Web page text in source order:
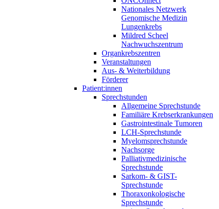
Nationales Netzwerk
Genomische Medizin
Lungenkrebs
Mildred Scheel
Nachwuchszentrum
Organkrebszentren
Veranstaltungen
Aus- & Weiterbildung
Förderer
Patient:innen
Sprechstunden
Allgemeine Sprechstunde
Familiäre Krebserkrankungen
Gastrointestinale Tumoren
LCH-Sprechstunde
Myelomsprechstunde
Nachsorge
Palliativmedizinische
Sprechstunde
Sarkom- & GIST-
Sprechstunde
Thoraxonkologische
Sprechstunde